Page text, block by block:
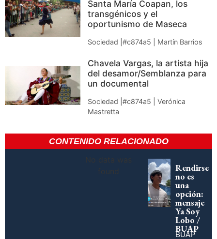
Santa María Coapan, los
transgénicos y el
oportunismo de Maseca
Sociedad |#c874a5 | Martín Barrios
Chavela Vargas, la artista hija
del desamor/Semblanza para
un documental
Sociedad |#c874a5 | Verónica
Mastretta
CONTENIDO RELACIONADO
No data was
found
Rendirse
no es
una
opción:
mensaje
Ya Soy
Lobo /
BUAP
BUAP